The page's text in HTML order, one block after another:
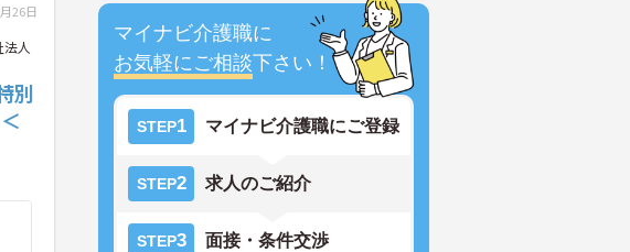
マイナビ介護職に
お気軽にご相談下さい！
STEP1 マイナビ介護職にご登録
STEP2 求人のご紹介
STEP3 面接・条件交渉
26日
法人
別